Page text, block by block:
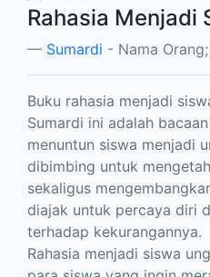
Rahasia Menjadi
Sumardi - Nama Orang;
Buku rahasia menjadi
Sumardi ini adalah
menuntun siswa menjadi
dibimbing untuk
sekaligus
diajak untuk percaya diri
terhadap kekurangannya.
Rahasia menjadi siswa